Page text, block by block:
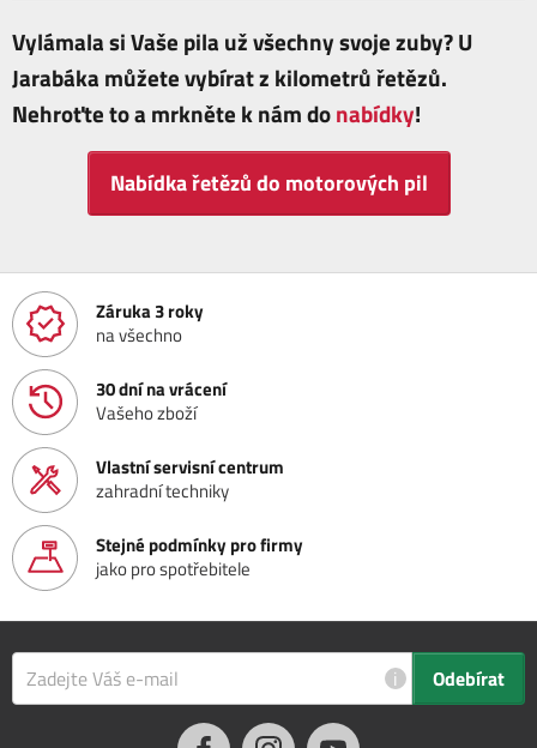
Vylámala si Vaše pila už všechny svoje zuby? U
Jarabáka můžete vybírat z kilometrů řetězů.
Nehroťte to a mrkněte k nám donabídky!
Nabídka řetězů do motorových pil
Záruka 3 roky
na všechno
30 dní na vrácení
Vašeho zboží
Vlastní servisní centrum
zahradní techniky
Stejné podmínky pro firmy
jako pro spotřebitele
i Odebírat